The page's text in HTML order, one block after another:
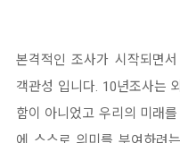
본격적인 조사가 시작되면
객관성 입니다. 10년조사는
함이 아니었고 우리의 미래